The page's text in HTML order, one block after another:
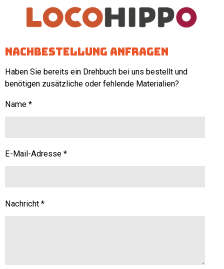
Hauptinhalt
Nachbestellung anfragen
Haben Sie bereits ein Drehbuch bei uns bestellt und
benötigen zusätzliche oder fehlende Materialien?
Name *
E-Mail-Adresse *
Nachricht *